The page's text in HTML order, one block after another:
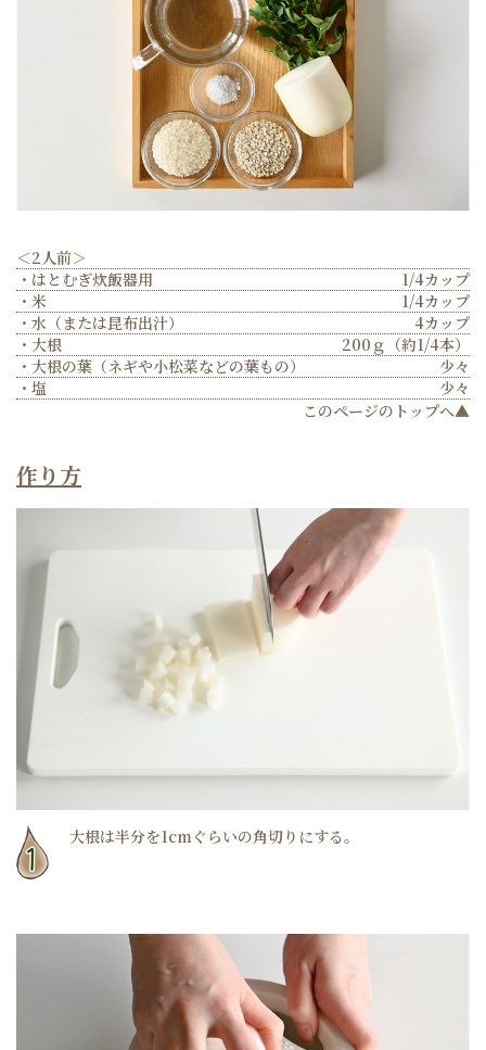
＜2人前＞
・はとむぎ炊飯器用
1/4カップ
・米
1/4カップ
・水（または昆布出汁）
4カップ
・大根
200ｇ（約1/4本）
・大根の葉（ネギや小松菜などの葉もの）
少々
・塩
少々
このページのトップへ▲
作り方
大根は半分を1cmぐらいの角切りにする。